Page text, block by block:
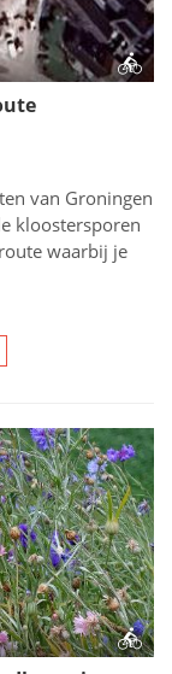
van Groningen
kloostersporen
waarbij je